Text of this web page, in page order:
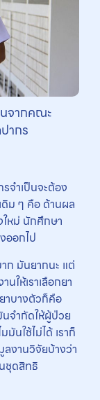
จากคณะ
ากร
จำเป็นจะต้อง
ม ๆ คือ ด้านผล
ใหม่ นักศึกษา
ออกไป
ก มันยากนะ แต่
นให้เราเลือกยา
าบางตัวก็คือ
จำกัดให้ผู้ป่วย
นใช้ไม่ได้ เราก็
งานวิจัยบ้างว่า
ชุดสิทธิ